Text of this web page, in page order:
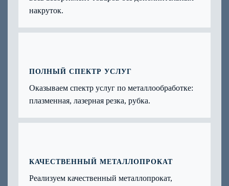
накруток.
ПОЛНЫЙ СПЕКТР УСЛУГ
Оказываем спектр услуг по металлообработке:
плазменная, лазерная резка, рубка.
КАЧЕСТВЕННЫЙ МЕТАЛЛОПРОКАТ
Реализуем качественный металлопрокат,